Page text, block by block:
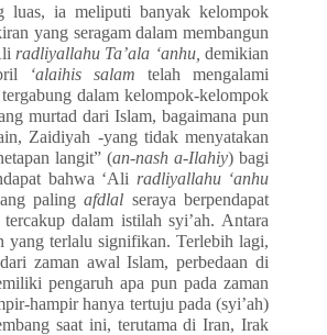
luas, ia meliputi banyak kelompok
yang seragam dalam membangun
radliyallahu Ta’ala ‘anhu,demikian
‘alaihis salam telah mengalami
dalam kelompok-kelompok
murtad dari Islam, bagaimana pun
Zaidiyah -yang tidak menyatakan
langit” (an-nash a-Ilahiy) bagi
bahwa ‘Ali radliyallahu ‘anhu
palingafdlal seraya berpendapat
dalam istilah syi’ah. Antara
yang terlalu signifikan. Terlebih lagi,
zaman awal Islam, perbedaan di
pengaruh apa pun pada zaman
hampir hanya tertuju pada (syi’ah)
saat ini, terutama di Iran, Irak